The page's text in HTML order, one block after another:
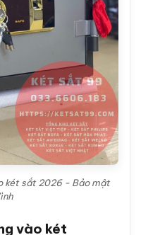
két sắt 2026 - Bảo mật
vào két